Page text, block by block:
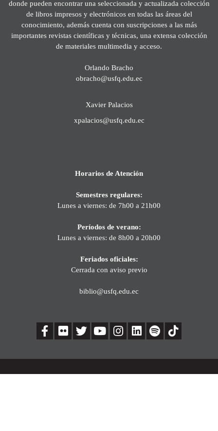
donde pueden encontrar una seleccionada y actualizada colección
de libros impresos y electrónicos en todas las áreas del
conocimiento, además cuenta con suscripciones a las más
importantes revistas científicas y técnicas, una extensa colección
de materiales multimedia y acceso.
Orlando Bracho
obracho@usfq.edu.ec
Xavier Palacios
xpalacios@usfq.edu.ec
Horarios de Atención
Semestres regulares:
Lunes a viernes: de 7h00 a 21h00
Períodos de verano:
Lunes a viernes: de 8h00 a 20h00
Feriados oficiales:
Cerrada con aviso previo
biblio@usfq.edu.ec